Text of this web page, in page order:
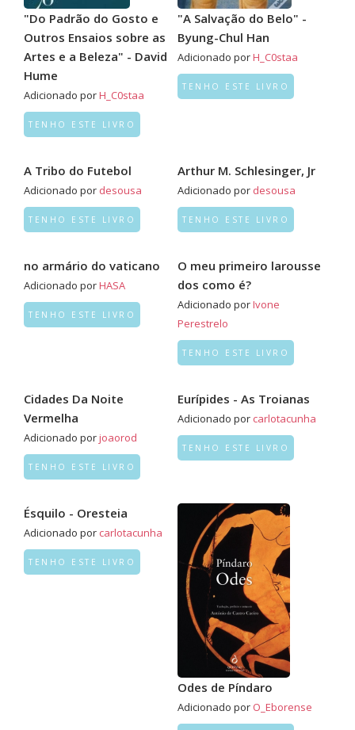
"Do Padrão do Gosto e
Outros Ensaios sobre as
Artes e a Beleza" - David
Hume
Adicionado porH_C0staa
TENHO ESTE LIVRO
"A Salvação do Belo" -
Byung-Chul Han
Adicionado porH_C0staa
TENHO ESTE LIVRO
A Tribo do Futebol
Adicionado por desousa
TENHO ESTE LIVRO
Arthur M. Schlesinger, Jr
Adicionado por desousa
TENHO ESTE LIVRO
no armário do vaticano
Adicionado porHASA
TENHO ESTE LIVRO
O meu primeiro larousse
dos como é?
Adicionado porIvone
Perestrelo
TENHO ESTE LIVRO
Cidades Da Noite
Vermelha
Adicionado porjoaorod
TENHO ESTE LIVRO
Eurípides - As Troianas
Adicionado por carlotacunha
TENHO ESTE LIVRO
Ésquilo - Oresteia
Adicionado por carlotacunha
TENHO ESTE LIVRO
Odes de Píndaro
Adicionado por O_Eborense